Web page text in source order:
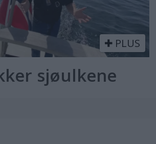
PLUS
sjøulkene